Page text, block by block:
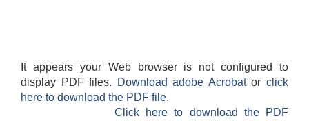
It appears your Web browser is not configured to
display PDF files.
Download adobe Acrobatorclick
here to download the PDF file.
Click here to download the PDF